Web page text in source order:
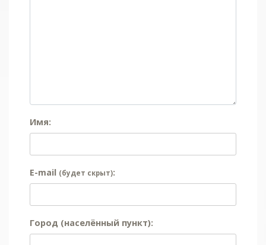
Имя:
E-mail (будет скрыт):
Город (населённый пункт):